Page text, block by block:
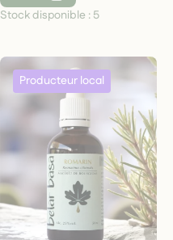
Stock disponible : 5